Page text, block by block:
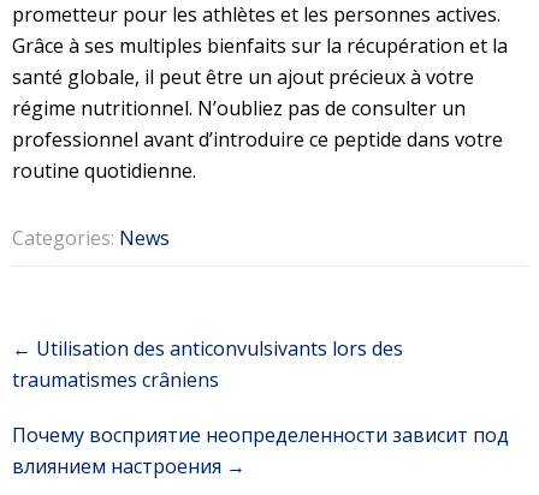
prometteur pour les athlètes et les personnes actives.
Grâce à ses multiples bienfaits sur la récupération et la
santé globale, il peut être un ajout précieux à votre
régime nutritionnel. N’oubliez pas de consulter un
professionnel avant d’introduire ce peptide dans votre
routine quotidienne.
Categories: News
Post
navigation
← Utilisation des anticonvulsivants lors des
traumatismes crâniens
Почему восприятие неопределенности зависит под
влиянием настроения →